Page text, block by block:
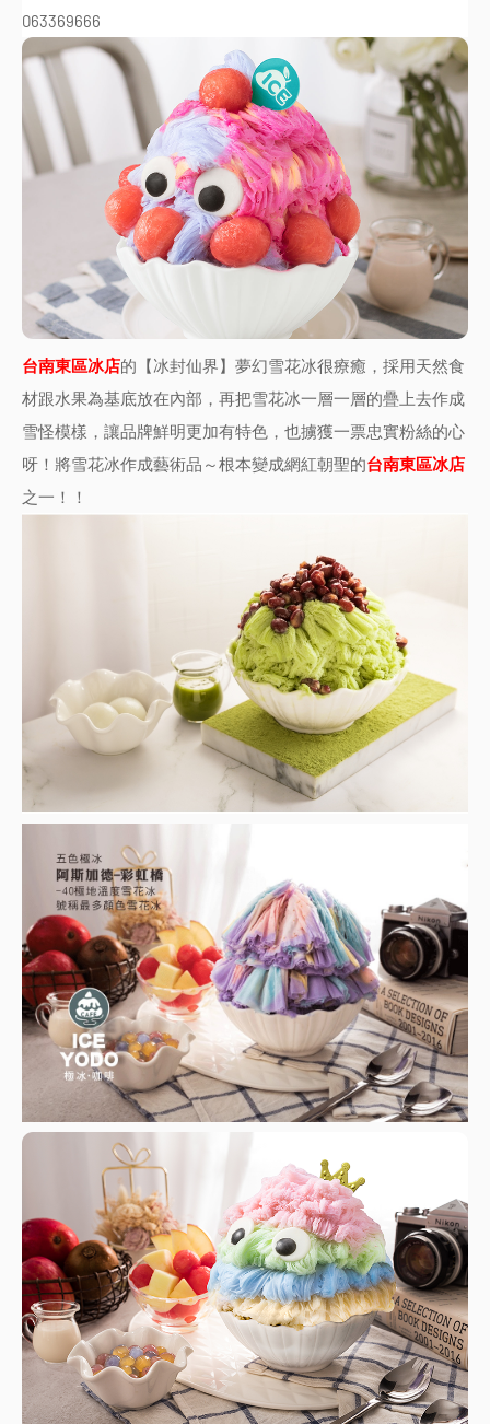
063369666
台南東區冰店的【冰封仙界】夢幻雪花冰很療癒，採用天然食
材跟水果為基底放在內部，再把雪花冰一層一層的疊上去作成
雪怪模樣，讓品牌鮮明更加有特色，也擄獲一票忠實粉絲的心
呀！將雪花冰作成藝術品～根本變成網紅朝聖的台南東區冰店
之一！！